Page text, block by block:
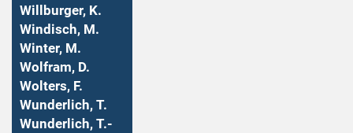
Willburger, K.
Windisch, M.
Winter, M.
Wolfram, D.
Wolters, F.
Wunderlich, T.
Wunderlich, T.-